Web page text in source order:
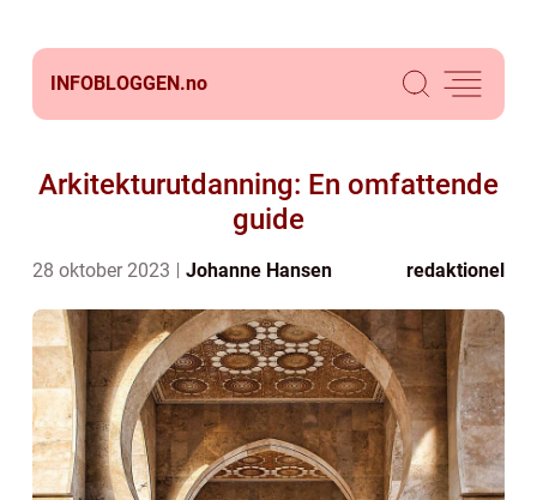
INFOBLOGGEN.no
Arkitekturutdanning: En omfattende
guide
28 oktober 2023 Johanne Hansen redaktionel